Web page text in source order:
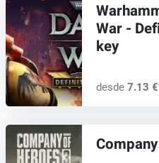
War -
key
desde 7.13 €